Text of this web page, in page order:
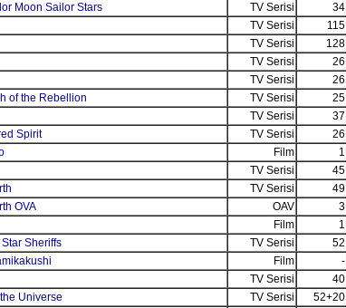
Moon Sailor Stars
TV Serisi 34
TV Serisi 115
TV Serisi 128
TV Serisi 26
TV Serisi 26
of the Rebellion
TV Serisi 25
TV Serisi 37
Spirit
TV Serisi 26
Film 1
TV Serisi 45
TV Serisi 49
OVA
OAV 3
Film 1
Sheriffs
TV Serisi 52
Film -
TV Serisi 40
Universe
TV Serisi 52+20